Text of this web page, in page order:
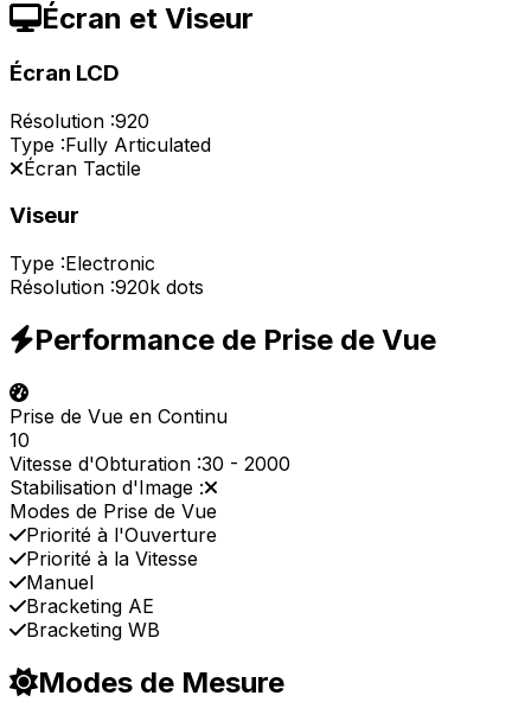
Écran et Viseur
Écran LCD
Résolution :920
Type :Fully Articulated
Écran Tactile
Viseur
Type :Electronic
Résolution :920k dots
Performance de Prise de Vue
Prise de Vue en Continu
10
Vitesse d'Obturation :30 - 2000
Stabilisation d'Image :
Modes de Prise de Vue
Priorité à l'Ouverture
Priorité à la Vitesse
Manuel
Bracketing AE
Bracketing WB
Modes de Mesure